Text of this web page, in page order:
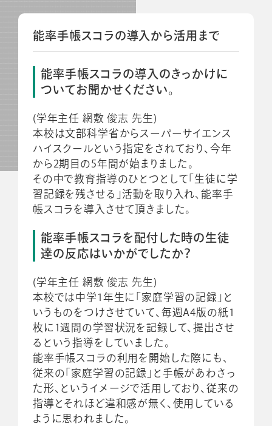
能率手帳スコラの導入から活用まで
能率手帳スコラの導入のきっかけに
ついてお聞かせください。
(学年主任 網敷 俊志 先生)
本校は文部科学省からスーパーサイエンス
ハイスクールという指定をされており、今年
から2期目の5年間が始まりました。
その中で教育指導のひとつとして「生徒に学
習記録を残させる」活動を取り入れ、能率手
帳スコラを導入させて頂きました。
能率手帳スコラを配付した時の生徒
達の反応はいかがでしたか？
(学年主任 網敷 俊志 先生)
本校では中学1年生に「家庭学習の記録」と
いうものをつけさせていて、毎週A4版の紙1
枚に1週間の学習状況を記録して、提出させ
るという指導をしていました。
能率手帳スコラの利用を開始した際にも、
従来の「家庭学習の記録」と手帳があわさっ
た形、というイメージで活用しており、従来の
指導とそれほど違和感が無く、使用している
ように思われました。